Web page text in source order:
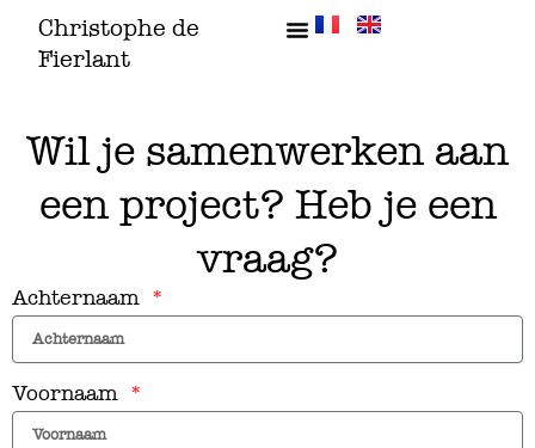
Christophe de
Fierlant
Wil je samenwerken aan
een project? Heb je een
vraag?
Achternaam
Voornaam